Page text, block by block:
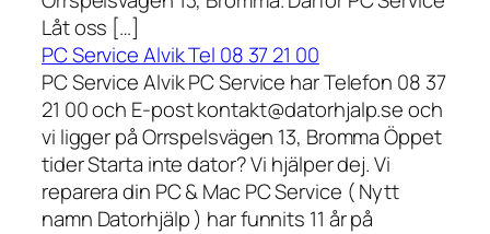
Låt oss […]
PC Service Alvik Tel 08 37 21 00
PC Service Alvik PC Service har Telefon 08 37
21 00 och E-post kontakt@datorhjalp.se och
vi ligger på Orrspelsvägen 13, Bromma Öppet
tider Starta inte dator? Vi hjälper dej. Vi
reparera din PC & Mac PC Service ( Nytt
namn Datorhjälp ) har funnits 11 år på